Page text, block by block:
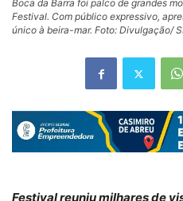
Boca da Barra foi palco de grandes
Festival. Com público expressivo,
único à beira-mar. Foto: Divulgação/
Festival reuniu milhares de